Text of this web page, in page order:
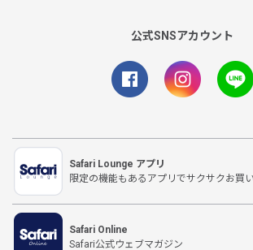
公式SNSアカウント
Safari Lounge アプリ
限定の機能もあるアプリでサクサクお買
Safari Online
Safari公式ウェブマガジン